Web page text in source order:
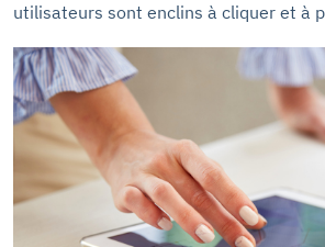
utilisateurs sont enclins à cliquer et à